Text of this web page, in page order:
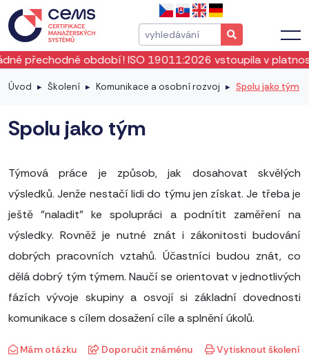
období! ISO 19011:2026 vstoupila v platnost
Úvod Školení Komunikace a osobní rozvoj Spolu jako tým
Spolu jako tým
Týmová práce je způsob, jak dosahovat skvělých
výsledků. Jenže nestačí lidi do týmu jen získat. Je třeba je
ještě "naladit" ke spolupráci a podnítit zaměření na
výsledky. Rovněž je nutné znát i zákonitosti budování
dobrých pracovních vztahů. Účastníci budou znát, co
dělá dobrý tým týmem. Naučí se orientovat v jednotlivých
fázích vývoje skupiny a osvojí si základní dovednosti
komunikace s cílem dosažení cíle a splnění úkolů.
Mám otázku Doporučit známénu Vytisknout školení